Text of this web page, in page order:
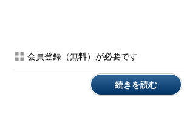
Windows 7と同様の［スタート］メニュー
「Start Menu 8」をインストールするとよい
Menu 8は、Windows 8.xに［スタート］ボ
会員登録（無料）が必要です
続きを読む